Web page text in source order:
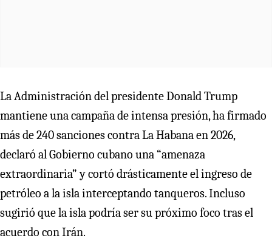
La Administración del presidente Donald Trump
mantiene una campaña de intensa presión, ha firmado
más de 240 sanciones contra La Habana en 2026,
declaró al Gobierno cubano una “amenaza
extraordinaria” y cortó drásticamente el ingreso de
petróleo a la isla interceptando tanqueros. Incluso
sugirió que la isla podría ser su próximo foco tras el
acuerdo con Irán.